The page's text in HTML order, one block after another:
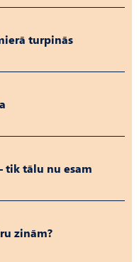
turpinās
tik tālu nu esam
zinām?